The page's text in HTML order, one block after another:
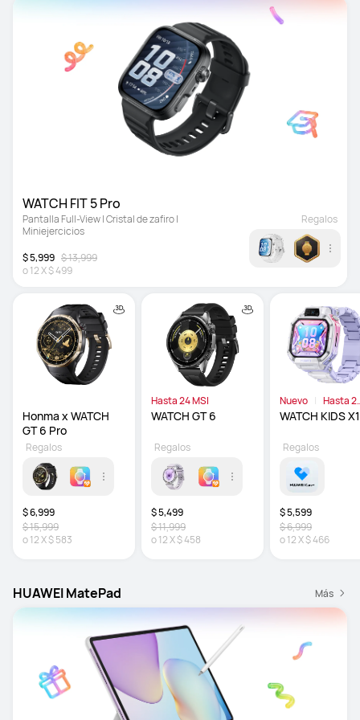
WATCH FIT 5 Pro
Pantalla Full-View | Cristal de zafiro |
Miniejercicios
$ 5,999 $ 13,999
o12X$ 499
Regalos
Honma x WATCH
GT 6 Pro
$ 6,999
$ 15,999
o12X$ 583
Regalos
Hasta 24 MSI
WATCH GT 6
$ 5,499
$ 11,999
o12X$ 458
Regalos
Nuevo
Hasta
MSI
WATCH KIDS
$ 5,599
$ 6,999
o12X$ 466
Regalos
HUAWEI MatePad Más